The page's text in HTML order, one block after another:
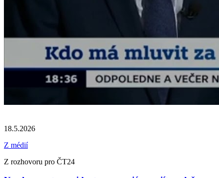
18.5.2026
Z médií
Z rozhovoru pro ČT24